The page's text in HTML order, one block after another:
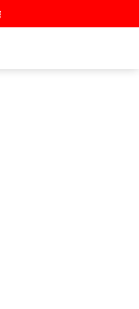
Pekat dan